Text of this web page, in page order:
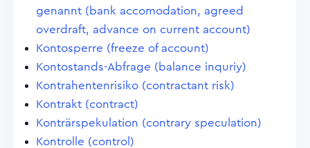
genannt (bank accomodation, agreed
overdraft, advance on current account)
Kontosperre (freeze of account)
Kontostands-Abfrage (balance inquriy)
Kontrahentenrisiko (contractant risk)
Kontrakt (contract)
Konträrspekulation (contrary speculation)
Kontrolle (control)